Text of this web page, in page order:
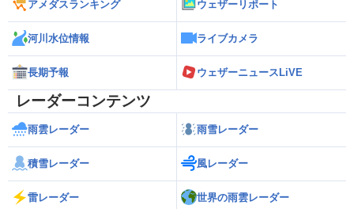
アメダスランキング ウェザーリポート
河川水位情報 ライブカメラ
長期予報 ウェザーニュースLiVE
レーダーコンテンツ
雨雲レーダー 雨雪レーダー
積雪レーダー 風レーダー
雷レーダー 世界の雨雲レーダー